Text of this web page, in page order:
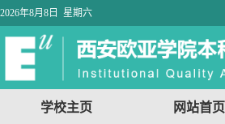
2026年8月8日 星期六
学校主页 网站首页